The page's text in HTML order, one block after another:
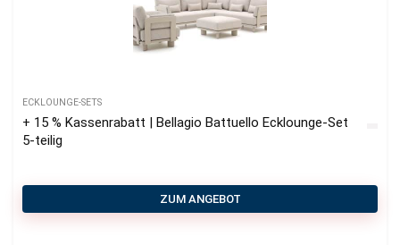
ECKLOUNGE-SETS
+ 15 % Kassenrabatt | Bellagio Battuello Ecklounge-Set
5-teilig
ZUM ANGEBOT